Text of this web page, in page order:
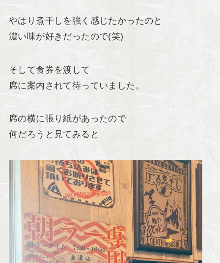
やはり煮干しを強く感じたかったのと
濃い味が好きだったので(笑)
そして食券を渡して
席に案内されて待っていました。
席の横に張り紙があったので
何だろうと見てみると